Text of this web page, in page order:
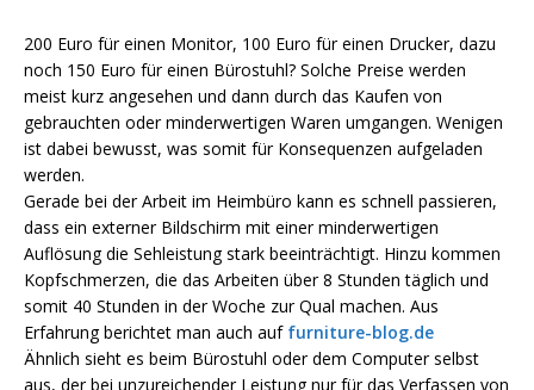
200 Euro für einen Monitor, 100 Euro für einen Drucker, dazu
noch 150 Euro für einen Bürostuhl? Solche Preise werden
meist kurz angesehen und dann durch das Kaufen von
gebrauchten oder minderwertigen Waren umgangen. Wenigen
ist dabei bewusst, was somit für Konsequenzen aufgeladen
werden.
Gerade bei der Arbeit im Heimbüro kann es schnell passieren,
dass ein externer Bildschirm mit einer minderwertigen
Auflösung die Sehleistung stark beeinträchtigt. Hinzu kommen
Kopfschmerzen, die das Arbeiten über 8 Stunden täglich und
somit 40 Stunden in der Woche zur Qual machen. Aus
Erfahrung berichtet man auch auf furniture-blog.de
Ähnlich sieht es beim Bürostuhl oder dem Computer selbst
aus, der bei unzureichender Leistung nur für das Verfassen von